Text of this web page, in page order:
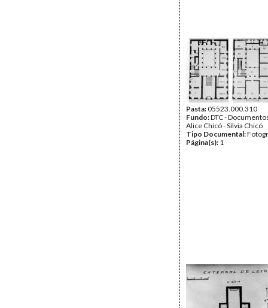
Pasta:05523.000.310
Fundo:DTC -
Alice Chicó - Sílvia Chicó
Tipo Documental:
Página(s): 1